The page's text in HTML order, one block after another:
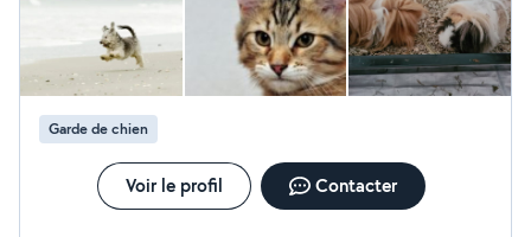
absente. Je donne des nouvelles et m'en occupe
comme si ce sont les miens. N'hésitez pas à me
contacter A bientôt
Garde de chien
Voir le profil Contacter